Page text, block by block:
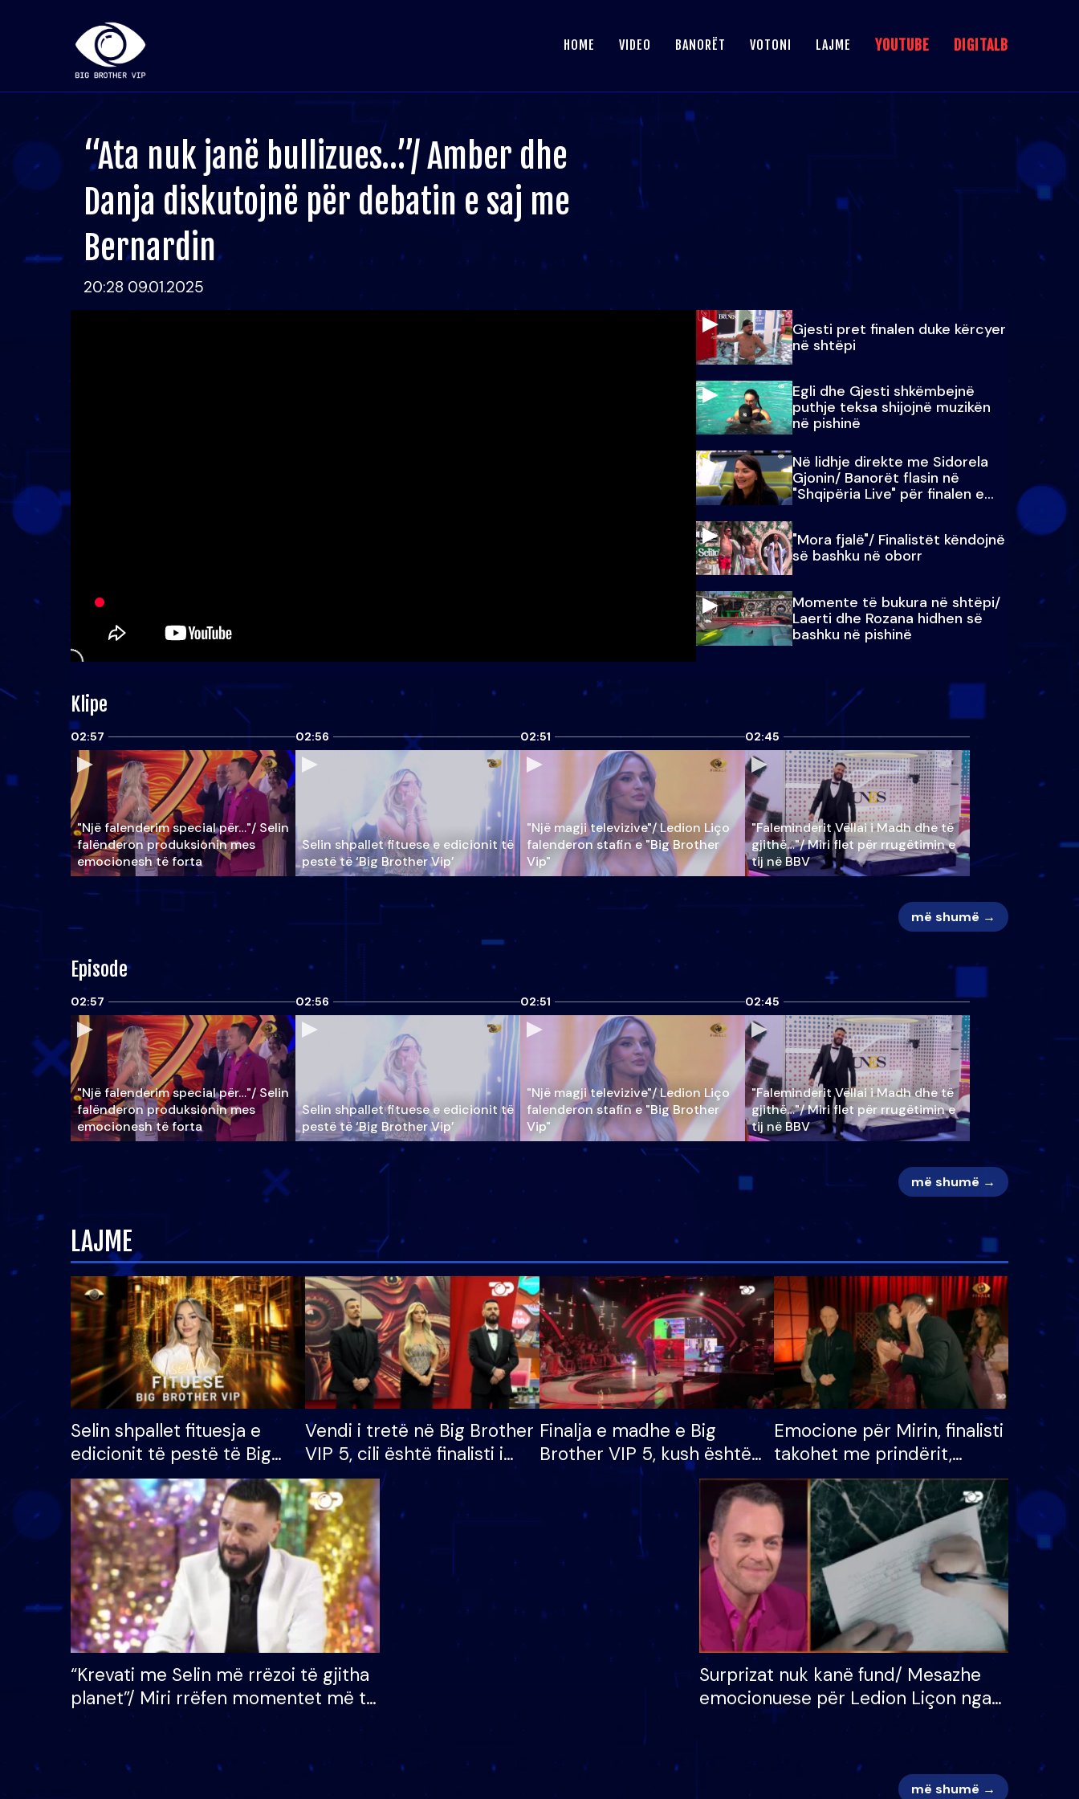
HOME VIDEO BANORËT VOTONI LAJME YOUTUBE DIGITALB
“Ata nuk janë bullizues…”/ Amber dhe
Danja diskutojnë për debatin e saj me
Bernardin
20:28 09.01.2025
Gjesti pret finalen duke kërcyer
në shtëpi
Egli dhe Gjesti shkëmbejnë
puthje teksa shijojnë muzikën
në pishinë
Në lidhje direkte me Sidorela
Gjonin/ Banorët flasin në
"Shqipëria Live" për finalen e
madhe
"Mora fjalë"/ Finalistët këndojnë
së bashku në oborr
Momente të bukura në shtëpi/
Laerti dhe Rozana hidhen së
bashku në pishinë
Klipe
02:57
"Një falenderim special për…"/ Selin
falënderon produksionin mes
emocionesh të forta
02:56
Selin shpallet fituese e edicionit të
pestë të ‘Big Brother Vip’
02:51
"Një magji televizive"/ Ledion Liço
falenderon stafin e "Big Brother
Vip"
02:45
"Faleminderit Vëllai i Madh dhe të
gjithë…"/ Miri flet për rrugëtimin e
tij në BBV
më shumë →
Episode
02:57
"Një falenderim special për…"/ Selin
falënderon produksionin mes
emocionesh të forta
02:56
Selin shpallet fituese e edicionit të
pestë të ‘Big Brother Vip’
02:51
"Një magji televizive"/ Ledion Liço
falenderon stafin e "Big Brother
Vip"
02:45
"Faleminderit Vëllai i Madh dhe të
gjithë…"/ Miri flet për rrugëtimin e
tij në BBV
më shumë →
LAJME
Selin shpallet fituesja e
edicionit të pestë të Big
Brother VIP, rrëmben
çmimin e madh prej 100
mijë eurosh
Vendi i tretë në Big Brother
VIP 5, cili është finalisti i
radhës që lë shtëpinë
Finalja e madhe e Big
Brother VIP 5, kush është
banori i parë që lë shtëpinë
dhe humb mundësinë për
të fituar çmimin e madh
Emocione për Mirin, finalisti
takohet me prindërit,
vajzën dhe bashkëshorten:
S’kemi ndonjë letër divorci
apo jo?
“Krevati me Selin më rrëzoi të gjitha
planet”/ Miri rrëfen momentet më të
bukura në shtëpinë e BB VIP: Do më
Surprizat nuk kanë fund/ Mesazhe
emocionuese për Ledion Liçon nga
nëna dhe fëmijët e tij, moderatori
më shumë →